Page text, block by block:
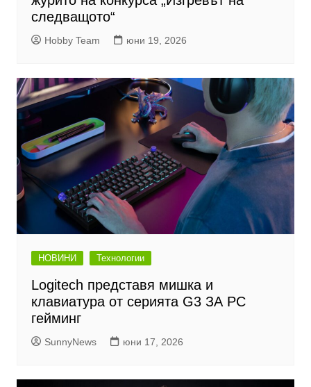
следващото“
Hobby Team юни 19, 2026
НОВИНИ Технологии
Logitech представя мишка и
клавиатура от серията G3 ЗА PC
гейминг
SunnyNews юни 17, 2026